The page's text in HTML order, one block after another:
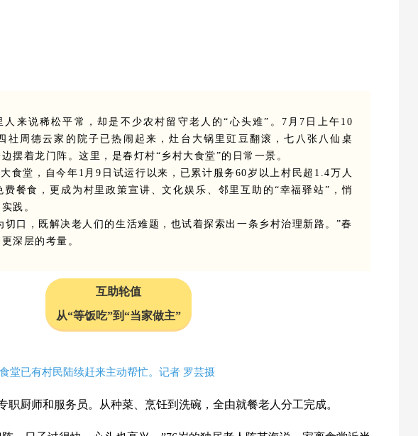
人来说稀松平常，却是不少农村留守老人的“心头难”。7月7日上午10
社周德云家的院子已热闹起来，灶台大锅里豇豆翻滚，七八张八仙桌
摆着龙门阵。这里，是春灯村“乡村大食堂”的日常一景。
食堂，自今年1月9日试运行以来，已累计服务60岁以上村民超1.4万人
餐食，更成为村里政策宣讲、文化娱乐、邻里互助的“幸福驿站”，悄
践。
切口，既解决老人们的生活难题，也试着探索出一条乡村治理新路。”春
深层的考量。
互助轮值
从“等饭吃”到“当家做主”
堂已有村民陆续赶来主动帮忙。记者 罗芸摄
职厨师和服务员。从种菜、烹饪到洗碗，全由就餐老人分工完成。